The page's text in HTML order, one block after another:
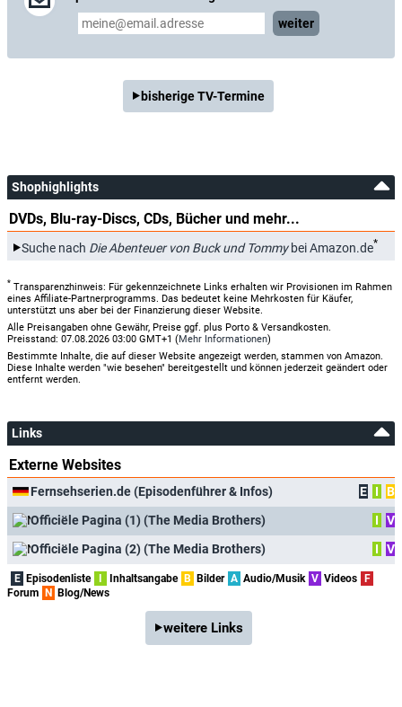
weiter
bisherige TV-Termine
Shophighlights
DVDs, Blu-ray-Discs, CDs, Bücher und mehr...
Suche nach Die Abenteuer von Buck und Tommybei Amazon.de*
* Transparenzhinweis: Für gekennzeichnete Links erhalten wir Provisionen im Rahmen
eines Affiliate-Partnerprogramms. Das bedeutet keine Mehrkosten für Käufer,
unterstützt uns aber bei der Finanzierung dieser Website.
Alle Preisangaben ohne Gewähr, Preise ggf. plus Porto & Versandkosten.
Preisstand: 07.08.2026 03:00 GMT+1 (Mehr Informationen)
Bestimmte Inhalte, die auf dieser Website angezeigt werden, stammen von Amazon.
Diese Inhalte werden "wie besehen" bereitgestellt und können jederzeit geändert oder
entfernt werden.
Links
Externe Websites
Fernsehserien.de (Episodenführer & Infos) E I
B
Officiële Pagina (1) (The Media Brothers)
I
V
Officiële Pagina (2) (The Media Brothers)
I V
E Episodenliste I Inhaltsangabe B Bilder A Audio/Musik V Videos F
Forum N Blog/News
weitere Links